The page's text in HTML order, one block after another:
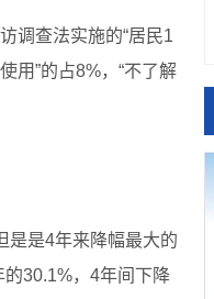
调查法实施的“居民1
用”的占8%，“不了解
是是4年来降幅最大的
30.1%，4年间下降